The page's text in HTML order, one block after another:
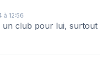
12:56
un club pour lui,